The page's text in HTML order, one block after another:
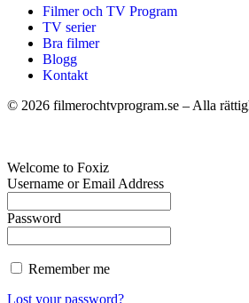
Filmer och TV Program
TV serier
Bra filmer
Blogg
Kontakt
© 2026 filmerochtvprogram.se – Alla
Welcome to Foxiz
Username or Email Address
Password
Remember me
Lost your password?